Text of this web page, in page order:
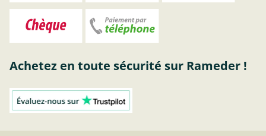
Achetez en toute sécurité sur Rameder !